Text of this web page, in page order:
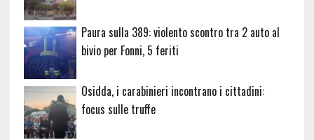
Paura sulla 389: violento scontro tra 2 auto al
bivio per Fonni, 5 feriti
Osidda, i carabinieri incontrano i cittadini:
focus sulle truffe